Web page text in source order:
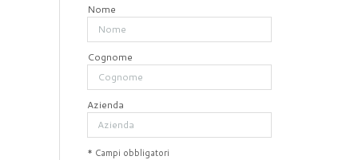
Nome
Cognome
Azienda
* Campi obbligatori